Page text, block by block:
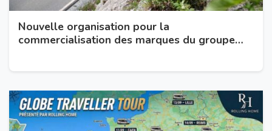
Nouvelle organisation pour la
commercialisation des marques du groupe